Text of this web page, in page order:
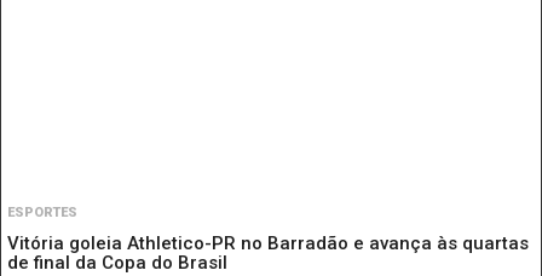
ESPORTES
Vitória goleia Athletico-PR no Barradão e avança às quartas
de final da Copa do Brasil